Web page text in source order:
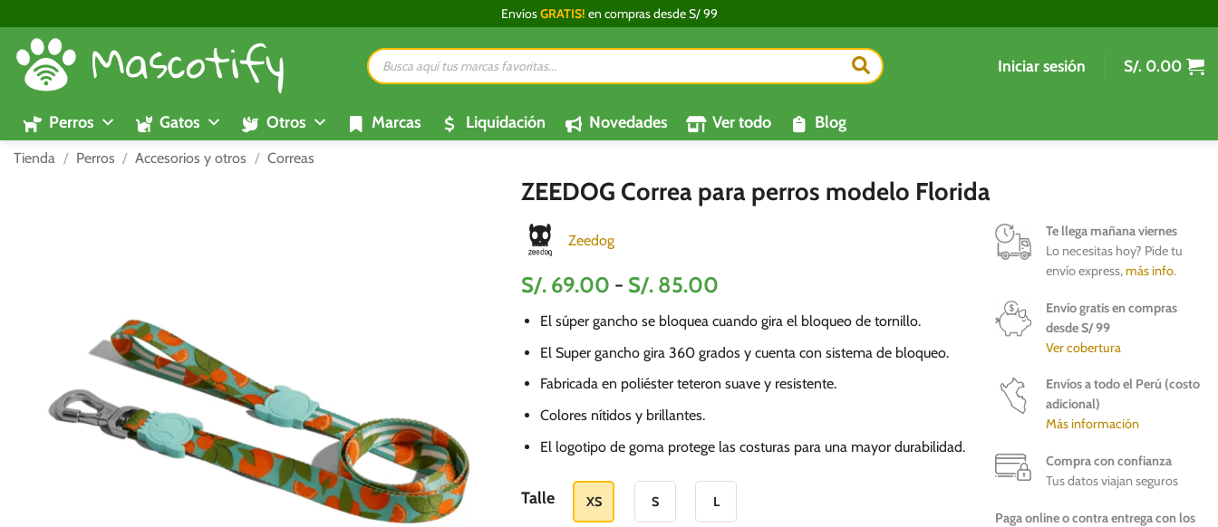
al
contenido
EnvíosGRATIS! en compras desde S/ 99
Búsqueda
de
productos
Iniciar sesión S/. 0.00
Perros Gatos Otros Marcas Liquidación Novedades Ver todo Blog
Tienda / Perros / Accesorios y otros / Correas
ZEEDOG Correa para perros modelo Florida
Zeedog
S/. 69.00 - S/. 85.00
precios:
desde
69.00
S/.
85.00
El súper gancho se bloquea cuando gira el bloqueo de tornillo.
El Super gancho gira 360 grados y cuenta con sistema de bloqueo.
Fabricada en poliéster teteron suave y resistente.
Colores nítidos y brillantes.
El logotipo de goma protege las costuras para una mayor durabilidad.
Talle XS S L
Te llega mañana viernes
Lo necesitas hoy? Pide tu
envío express,más info.
Envío gratis en compras
desde S/ 99
Ver cobertura
Envíos a todo el Perú (costo
adicional)
Más información
Compra con confianza
Tus datos viajan seguros
Paga online o contra entrega con los